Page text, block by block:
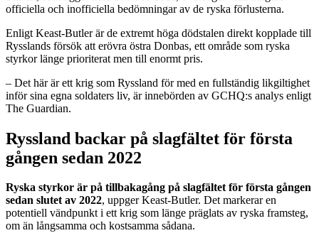
officiella och inofficiella bedömningar av de ryska förlusterna.
Enligt Keast-Butler är de extremt höga dödstalen direkt kopplade till
Rysslands försök att erövra östra Donbas, ett område som ryska
styrkor länge prioriterat men till enormt pris.
– Det här är ett krig som Ryssland för med en fullständig likgiltighet
inför sina egna soldaters liv, är innebörden av GCHQ:s analys enligt
The Guardian.
Ryssland backar på slagfältet för första
gången sedan 2022
Ryska styrkor är på tillbakagång på slagfältet för första gången
sedan slutet av 2022, uppger Keast-Butler. Det markerar en
potentiell vändpunkt i ett krig som länge präglats av ryska framsteg,
om än långsamma och kostsamma sådana.